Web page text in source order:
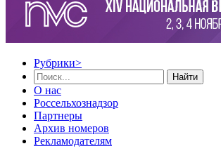
Рубрики>
Найти
О нас
Россельхознадзор
Партнеры
Архив номеров
Рекламодателям